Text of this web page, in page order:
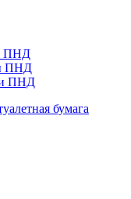
ПНД
ПНД
ПНД
бумага